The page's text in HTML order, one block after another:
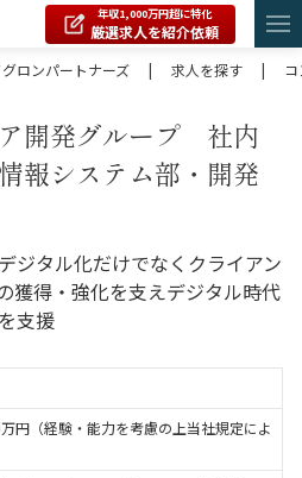
年収1,000万円超に特化
厳選求人を紹介依頼
ロンパートナーズ
| 求人を探す |
開発グループ 社内
報システム部・開発
ジタル化だけでなくクライアン
獲得・強化を支えデジタル時代
支援
円（経験・能力を考慮の上当社規定によ